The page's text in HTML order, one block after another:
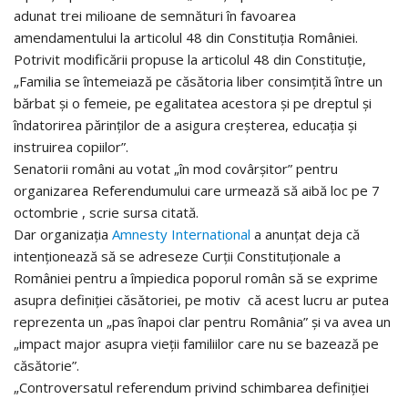
adunat trei milioane de semnături în favoarea
amendamentului la articolul 48 din Constituția României.
Potrivit modificării propuse la articolul 48 din Constituție,
„Familia se întemeiază pe căsătoria liber consimțită între un
bărbat și o femeie, pe egalitatea acestora și pe dreptul și
îndatorirea părinților de a asigura creșterea, educația și
instruirea copiilor”.
Senatorii români au votat „în mod covârșitor” pentru
organizarea Referendumului care urmează să aibă loc pe 7
octombrie , scrie sursa citată.
Dar organizația Amnesty International a anunțat deja că
intenționează să se adreseze Curții Constituționale a
României pentru a împiedica poporul român să se exprime
asupra definiției căsătoriei, pe motiv că acest lucru ar putea
reprezenta un „pas înapoi clar pentru România” și va avea un
„impact major asupra vieții familiilor care nu se bazează pe
căsătorie”.
„Controversatul referendum privind schimbarea definiției